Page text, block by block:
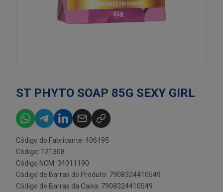
ST PHYTO SOAP 85G SEXY GIRL
Código do Fabricante: 406195
Código: 121308
Código NCM: 34011190
Código de Barras do Produto: 7908324410549
Código de Barras da Caixa: 7908324410549